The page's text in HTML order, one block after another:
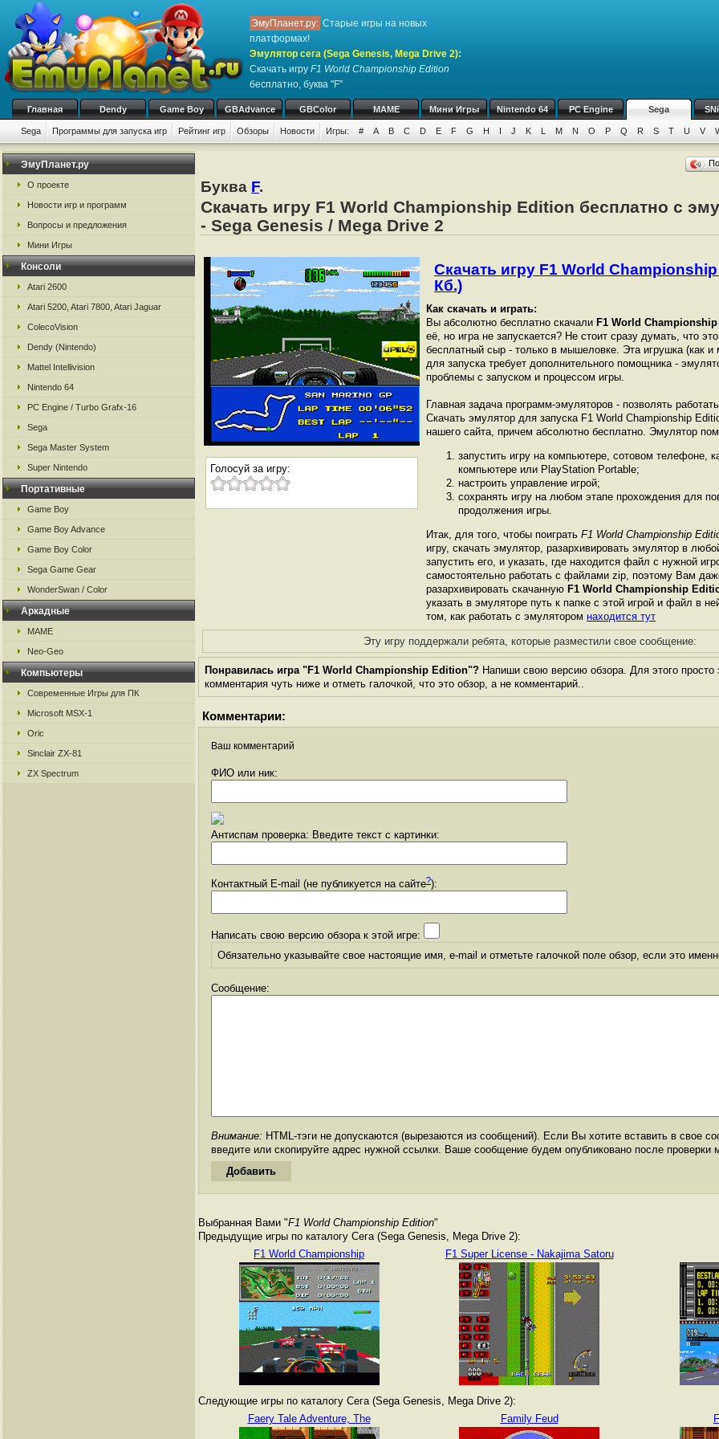
ЭмуПланет.ру: Старые игры на новых
платформах!
Эмулятор сега (Sega Genesis, Mega Drive 2):
Скачать игру F1 World Championship Edition
бесплатно, буква "F"
Главная Dendy Game Boy GBAdvance GBColor MAME Мини Игры Nintendo 64 PC Engine Sega
Sega Программы для запуска игр Рейтинг игр Обзоры Новости Игры: # A B C D E F G H I J K L M N O P Q R S T U V
ЭмуПланет.ру
О проекте
Новости игр и программ
Вопросы и предложения
Мини Игры
Консоли
Atari 2600
Atari 5200, Atari 7800, Atari Jaguar
ColecoVision
Dendy (Nintendo)
Mattel Intellivision
Nintendo 64
PC Engine / Turbo Grafx-16
Sega
Sega Master System
Super Nintendo
Портативные
Game Boy
Game Boy Advance
Game Boy Color
Sega Game Gear
WonderSwan / Color
Аркадные
MAME
Neo-Geo
Компьютеры
Современные Игры для ПК
Microsoft MSX-1
Oric
Sinclair ZX-81
ZX Spectrum
Буква F.
Скачать игру F1 World Championship Edition бесплатно с
- Sega Genesis / Mega Drive 2
Голосуй за игру:
Скачать игру F1 World
Кб.)
Как скачать и играть:
Вы абсолютно бесплатно скачали F1 World
её, но игра не запускается? Не стоит сразу думать, что
бесплатный сыр - только в мышеловке. Эта игрушка (как и
для запуска требует дополнительного помощника -
проблемы с запуском и процессом игры.
Главная задача программ-эмуляторов - позволять
Скачать эмулятор для запуска F1 World Championship
нашего сайта, причем абсолютно бесплатно. Эмулятор
запустить игру на компьютере, сотовом телефоне,
компьютере или PlayStation Portable;
настроить управление игрой;
сохранять игру на любом этапе прохождения для
продолжения игры.
Итак, для того, чтобы поиграть F1 World Championship
игру, скачать эмулятор, разархивировать эмулятор в
запустить его, и указать, где находится файл с нужной
самостоятельно работать с файлами zip, поэтому Вам
разархивировать скачанную F1 World Championship
указать в эмуляторе путь к папке с этой игрой и файл в
том, как работать с эмулятором находится тут
Эту игру поддержали ребята, которые разместили свое сообщение:
Понравилась игра "F1 World Championship Edition"? Напиши свою версию обзора. Для этого просто
комментария чуть ниже и отметь галочкой, что это обзор, а не комментарий..
Комментарии:
Ваш комментарий
ФИО или ник:
Антиспам проверка: Введите текст с картинки:
Контактный E-mail (не публикуется на сайте?):
Написать свою версию обзора к этой игре:
Обязательно указывайте свое настоящие имя, e-mail и отметьте галочкой поле обзор, если это
Сообщение:
Внимание: HTML-тэги не допускаются (вырезаются из сообщений). Если Вы хотите вставить в свое
введите или скопируйте адрес нужной ссылки. Ваше сообщение будем опубликовано после проверки
Выбранная Вами "F1 World Championship Edition"
Предыдущие игры по каталогу Сега (Sega Genesis, Mega Drive 2):
F1 World Championship
F1 Super License - Nakajima Satoru
Следующие игры по каталогу Сега (Sega Genesis, Mega Drive 2):
Faery Tale Adventure, The
Family Feud